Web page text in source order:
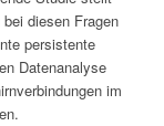
diesen Fragen
persistente
Datenanalyse
im